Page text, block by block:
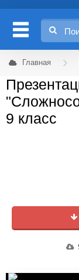
Главная
9 класс